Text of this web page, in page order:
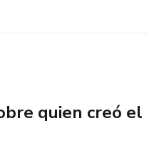
quien creó el